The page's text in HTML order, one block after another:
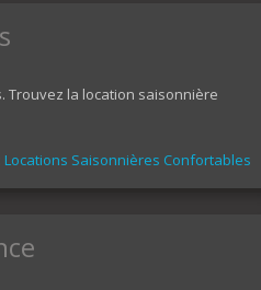
Trouvez la location saisonnière
Locations Saisonnières Confortables